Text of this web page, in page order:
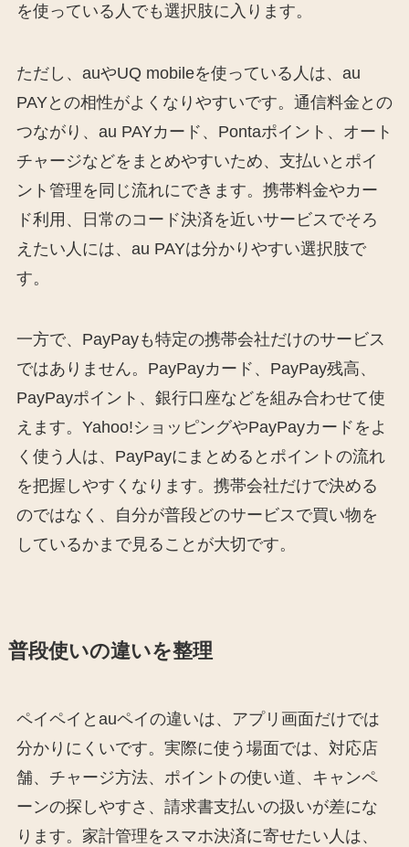
を使っている人でも選択肢に入ります。
ただし、auやUQ mobileを使っている人は、au
PAYとの相性がよくなりやすいです。通信料金との
つながり、au PAYカード、Pontaポイント、オート
チャージなどをまとめやすいため、支払いとポイ
ント管理を同じ流れにできます。携帯料金やカー
ド利用、日常のコード決済を近いサービスでそろ
えたい人には、au PAYは分かりやすい選択肢で
す。
一方で、PayPayも特定の携帯会社だけのサービス
ではありません。PayPayカード、PayPay残高、
PayPayポイント、銀行口座などを組み合わせて使
えます。Yahoo!ショッピングやPayPayカードをよ
く使う人は、PayPayにまとめるとポイントの流れ
を把握しやすくなります。携帯会社だけで決める
のではなく、自分が普段どのサービスで買い物を
しているかまで見ることが大切です。
普段使いの違いを整理
ペイペイとauペイの違いは、アプリ画面だけでは
分かりにくいです。実際に使う場面では、対応店
舗、チャージ方法、ポイントの使い道、キャンペ
ーンの探しやすさ、請求書支払いの扱いが差にな
ります。家計管理をスマホ決済に寄せたい人は、